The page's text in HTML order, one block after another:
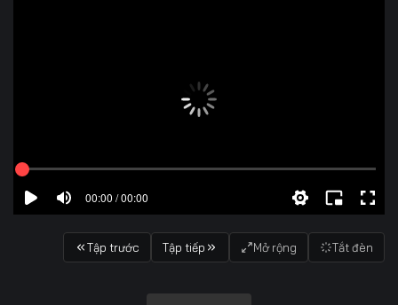
00:00 / 00:00
Tập trước Tập tiếp Mở rộng Tắt đèn